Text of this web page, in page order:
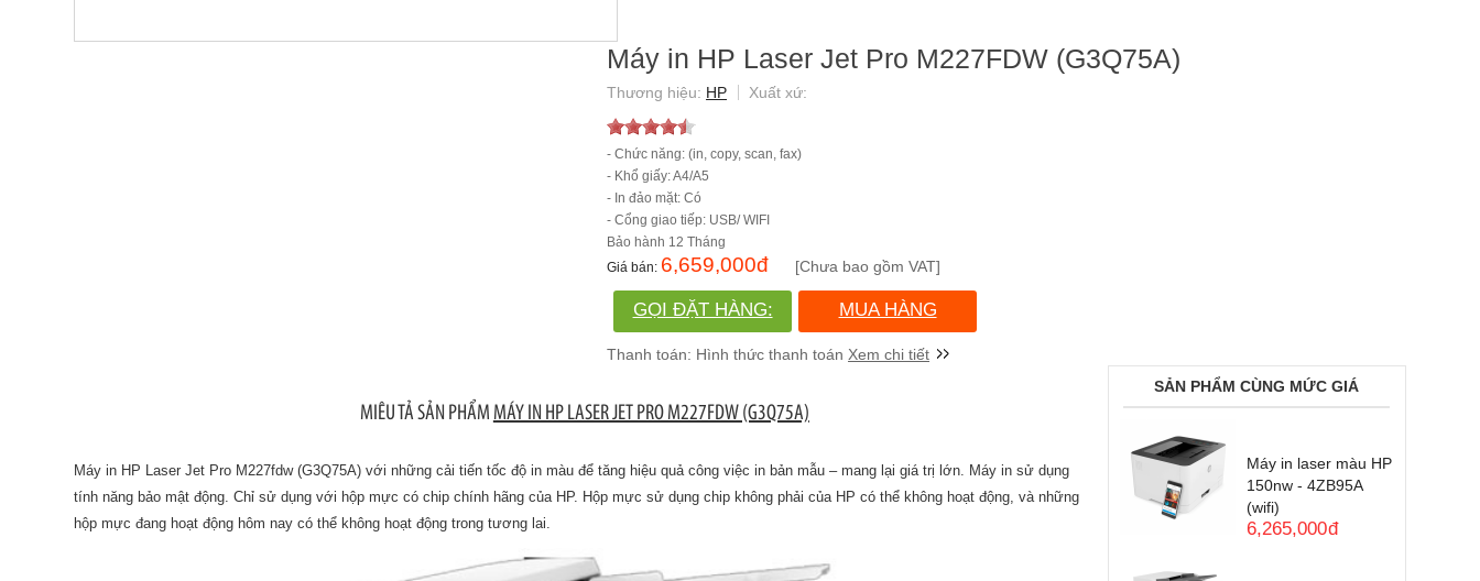
Máy in HP Laser Jet Pro M227FDW (G3Q75A)
HP
- Chức năng: (in, copy, scan, fax)
- Khổ giấy: A4/A5
- In đảo mặt: Có
- Cổng giao tiếp: USB/ WIFI
12 Tháng
6,659,000đ [Chưa bao gồm VAT]
GỌI ĐẶT HÀNG:
(028)730.666.86
MUA HÀNG
Xem chi tiết
MIÊU TẢ SẢN PHẨM MÁY IN HP LASER JET PRO M227FDW (G3Q75A)
Máy in HP Laser Jet Pro M227fdw (G3Q75A) với những cải tiến tốc độ in màu để tăng hiệu quả công việc in bản mẫu – mang lại giá trị lớn. Máy in sử dụng
tính năng bảo mật động. Chỉ sử dụng với hộp mực có chip chính hãng của HP. Hộp mực sử dụng chip không phải của HP có thể không hoạt động, và những
hộp mực đang hoạt động hôm nay có thể không hoạt động trong tương lai.
SẢN PHẨM CÙNG MỨC GIÁ
Máy in laser màu HP
150nw - 4ZB95A
(wifi)
6,265,000đ